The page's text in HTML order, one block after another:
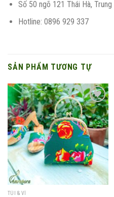
Số 50 ngõ 121 Thái Hà,
Hotline: 0896 929 337
SẢN PHẨM TƯƠNG TỰ
Add to
wishlist
TÚI & VÍ